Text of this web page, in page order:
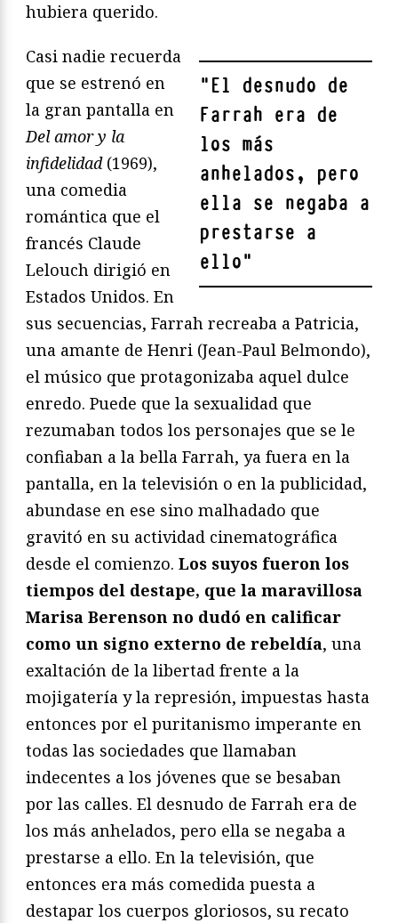
hubiera querido.
"El desnudo de
Farrah era de
los más
anhelados, pero
ella se negaba a
prestarse a
ello"
Casi nadie recuerda
que se estrenó en
la gran pantalla en
Del amor y la
infidelidad (1969),
una comedia
romántica que el
francés Claude
Lelouch dirigió en
Estados Unidos. En
sus secuencias, Farrah recreaba a Patricia,
una amante de Henri (Jean-Paul Belmondo),
el músico que protagonizaba aquel dulce
enredo. Puede que la sexualidad que
rezumaban todos los personajes que se le
confiaban a la bella Farrah, ya fuera en la
pantalla, en la televisión o en la publicidad,
abundase en ese sino malhadado que
gravitó en su actividad cinematográfica
desde el comienzo. Los suyos fueron los
tiempos del destape, que la maravillosa
Marisa Berenson no dudó en calificar
como un signo externo de rebeldía, una
exaltación de la libertad frente a la
mojigatería y la represión, impuestas hasta
entonces por el puritanismo imperante en
todas las sociedades que llamaban
indecentes a los jóvenes que se besaban
por las calles. El desnudo de Farrah era de
los más anhelados, pero ella se negaba a
prestarse a ello. En la televisión, que
entonces era más comedida puesta a
destapar los cuerpos gloriosos, su recato